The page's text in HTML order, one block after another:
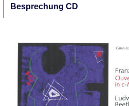
Besprechung CD